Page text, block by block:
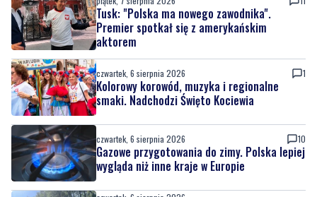
czwartek, 6 sierpnia 2026
Kolorowy korowód, muzyka i regionalne
smaki. Nadchodzi Święto Kociewia
czwartek, 6 sierpnia 2026
Gazowe przygotowania do zimy. Polska lepiej
czwartek, 6 sierpnia 2026
Podróżnik roku National Geographic zbliża
się do Kociewia. Płynie wpław przez całą
Wisłę